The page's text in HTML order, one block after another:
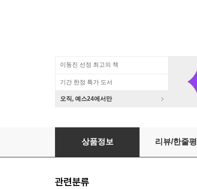
이동진 선정 최고의 책
기간 한정 특가 도서
오직, 예스24에서만
『최소한의 세계사』 이다지 저자 강연
상품정보 리뷰/한줄평
관련분류